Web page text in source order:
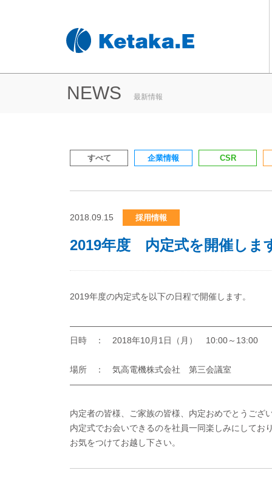
NEWS 最新情報
すべて 企業情報 CSR
2018.09.15 採用情報
2019年度 内定式を開催しま
2019年度の内定式を以下の日程で開催します。
日時 ： 2018年10月1日（月） 10:00～13:00
場所 ： 気高電機株式会社 第三会議室
内定者の皆様、ご家族の皆様、内定おめでとうござ
内定式でお会いできるのを社員一同楽しみにしてお
お気をつけてお越し下さい。